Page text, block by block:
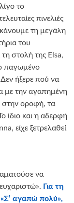
το
πινελιές
τη μεγάλη
του
τη στολή της Elsa,
παγωμένο
Δεν ήξερε πού να
με την αγαπημένη
στην οροφή, τα
ίδιο και η αδερφή
είχε ξετρελαθεί
να
Για τη
«Σ’ αγαπώ πολύ»,